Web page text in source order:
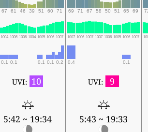
67 61 46 39 51 60 71 69 71 67 58 50 51 65 69
1004 1006 1006 1004 1005 1006 1007 1007 1006 1007 1007 1006 1005 1006 1007
0.1 0.1 0.1 0.1 0.2 0.4 0.1
UVI: 10
5:42 ~ 19:34
UVI: 9
5:43 ~ 19:33